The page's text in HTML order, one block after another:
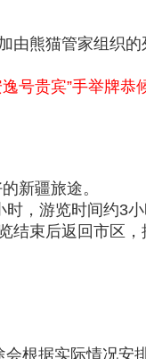
由熊猫管家组织
号贵宾”手举牌恭
新疆旅途。
时，游览时间约3
束后返回市区
会根据实际情况